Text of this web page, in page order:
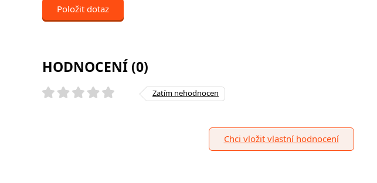
Položit dotaz
HODNOCENÍ (0)
Zatím nehodnocen
Chci vložit vlastní hodnocení